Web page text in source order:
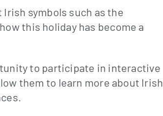
symbols such as the
this holiday has become a
to participate in interactive
them to learn more about Irish